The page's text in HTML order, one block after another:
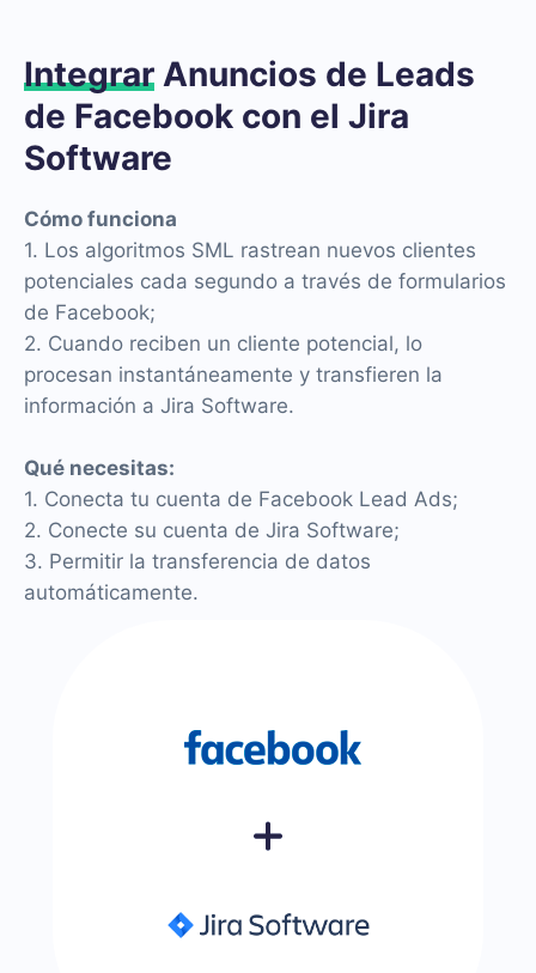
Integrar Anuncios de Leads
de Facebook con el Jira
Software
Cómo funciona
1. Los algoritmos SML rastrean nuevos clientes
potenciales cada segundo a través de formularios
de Facebook;
2. Cuando reciben un cliente potencial, lo
procesan instantáneamente y transfieren la
información a Jira Software.
Qué necesitas:
1. Conecta tu cuenta de Facebook Lead Ads;
2. Conecte su cuenta de Jira Software;
3. Permitir la transferencia de datos
automáticamente.